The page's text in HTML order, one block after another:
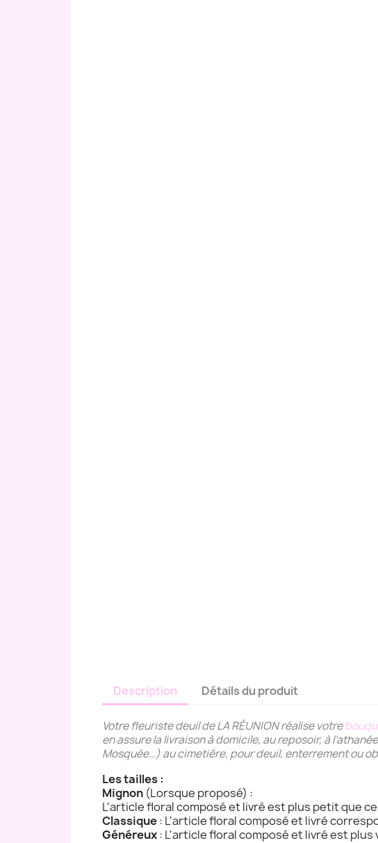
Description Détails du produit
Votre fleuriste deuil de LA RÉUNION réalise votre
en assure la livraison à domicile, au reposoir, à
Mosquée…) au cimetière, pour deuil, enterrement ou
Les tailles :
Mignon (Lorsque proposé) :
L'article floral composé et livré est plus petit que
Classique: L'article floral composé et livré
Généreux: L'article floral composé et livré est